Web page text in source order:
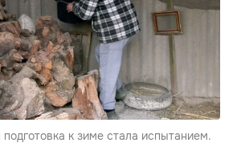
к зиме стала испытанием.